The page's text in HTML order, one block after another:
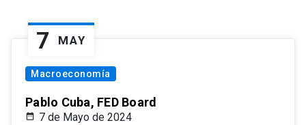
7 MAY
Macroeconomía
Pablo Cuba, FED Board
7 de Mayo de 2024